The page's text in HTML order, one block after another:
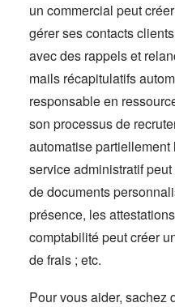
un commercial peut
gérer ses contacts
avec des rappels et
mails récapitulatifs
responsable en
son processus de
automatise
service administratif
de documents
présence, les
comptabilité peut créer
de frais ; etc.
Pour vous aider, sachez